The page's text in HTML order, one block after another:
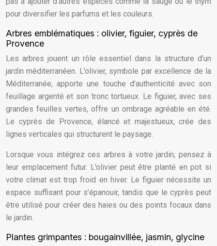
pour diversifier les parfums et les couleurs.
Arbres emblématiques : olivier, figuier, cyprès de
Provence
Les arbres jouent un rôle essentiel dans la structure d’un
jardin méditerranéen. L’olivier, symbole par excellence de la
Méditerranée, apporte une touche d’authenticité avec son
feuillage argenté et son tronc tortueux. Le figuier, avec ses
grandes feuilles vertes, offre un ombrage agréable en été.
Le cyprès de Provence, élancé et majestueux, crée des
lignes verticales qui structurent le paysage.
Lorsque vous intégrez ces arbres à votre jardin, pensez à
leur emplacement futur. L’olivier peut être planté en pot si
votre climat est trop froid en hiver. Le figuier nécessite un
espace suffisant pour s’épanouir, tandis que le cyprès peut
être utilisé pour créer des haies ou des points focaux dans
le jardin.
Plantes grimpantes : bougainvillée, jasmin, glycine